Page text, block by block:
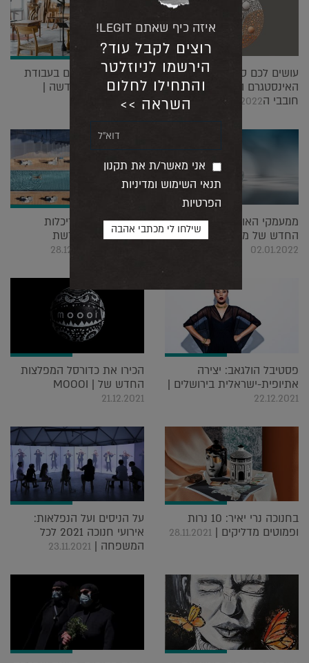
עושים לכם סדר: חשבון
האינסטגרם הכי מוקפד לכל
חובבי הOCD |17.01.2022
נגרות-אומן: הקסם בעבודת
העץ בתערוכה חדשה |
03.01.2022
ממעמקי האוקיינוס: העכבר
החדש של מיקרוסופט |
02.01.2022
נקודת מבט: אדריכלות
ישראלית דרך עדשת
28.12.2021
פסטיבל הולגאב: יצירה
אתיופית-ישראלית בירושלים |
22.12.2021
הכירו את כדורסל המפלצות
החדש של MOOOI |
21.12.2021
בחנוכה נרי יאיר: 10 נרות
ופמוטים מדליקים | 28.11.2021
על הניסים ועל הנפלאות:
אירועי חנוכה 2021 לכל
המשפחה | 23.11.2021
איזה כיף שאתם LEGIT!
רוצים לקבל עוד?
הירשמו לניוזלטר
והתחילו לחלום
השראה >>
אני מאשר/ת את תקנון
תנאי השימוש ומדיניות
הפרטיות